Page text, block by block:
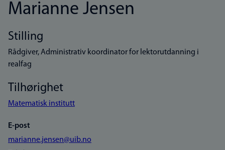
Marianne Jensen
Stilling
Rådgiver, Administrativ koordinator for lektorutdanning i
realfag
Tilhørighet
Matematisk institutt
E-post
marianne.jensen@uib.no